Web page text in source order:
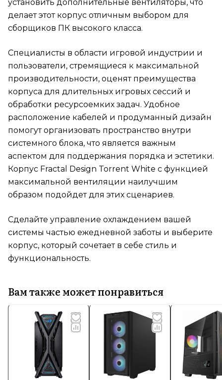
установить дополнительные вентиляторы, что
делает этот корпус отличным выбором для
сборщиков ПК высокого класса.
Специалисты в области игровой индустрии и
пользователи, стремящиеся к максимальной
производительности, оценят преимущества
корпуса для длительных игровых сессий и
обработки ресурсоемких задач. Удобное
расположение кабелей и продуманный дизайн
помогут организовать пространство внутри
системного блока, что является важным
аспектом для поддержания порядка и эстетики.
Корпус Fractal Design Torrent White с функцией
максимальной вентиляции наилучшим
образом подойдет для этих сценариев.
Сделайте управление охлаждением вашей
системы частью ежедневной заботы и выберите
корпус, который сочетает в себе стиль и
функциональность.
Вам также может понравиться